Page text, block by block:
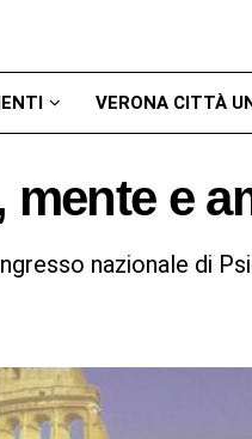
VERONA CITTÀ
e
nazionale di